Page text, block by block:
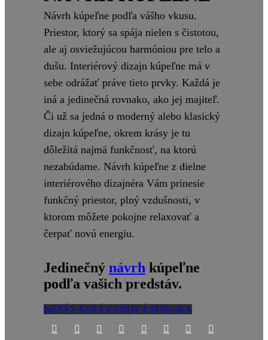
Návrh kúpeľne podľa vášho vkusu.
Priestor, ktorý sa spája nielen s čistotou,
ale aj osviežujúcou harmóniou pre telo a
dušu. Interiérový dizajn kúpeľne má v
sebe odrážať práve tieto prvky. Každá je
iná a jedinečná rovnako, ako jej majiteľ.
Či už sa jedná o moderný alebo klasický
dizajn kúpeľne, okrem krásy je tu
dôležitá najmä funkčnosť, na ktorú
nezabúdame. Návrh kúpeľne z dielne
interiérového dizajnéra Vám prinesie
funkčný priestor, plný vzdušnosti, v
ktorom môžete pokojne relaxovať a
čerpať novú energiu.
Jedinečný návrh kúpeľne
podľa vašich predstáv.
NEZÁVÄZNÁ CENOVÁ PONUKA